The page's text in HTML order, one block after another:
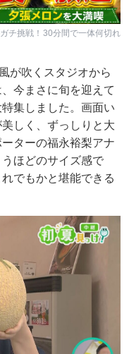
チ挑戦！30分間で一体何切れ
が吹くスタジオから
今まさに旬を迎えて
集しました。画面い
しく、ずっしりと大
ターの福永裕梨アナ
ほどのサイズ感で
でもかと堪能できる